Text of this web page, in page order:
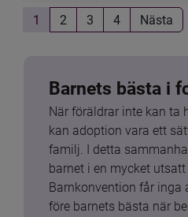
1 2 3 4 Nästa
Barnets bästa i
När föräldrar inte kan ta
kan adoption vara ett
familj. I detta
barnet i en mycket
Barnkonvention får inga
före barnets bästa när